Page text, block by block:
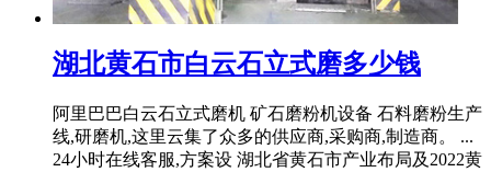
湖北黄石市白云石立式磨多少钱
阿里巴巴白云石立式磨机 矿石磨粉机设备 石料磨粉生产
线,研磨机,这里云集了众多的供应商,采购商,制造商。 ...
24小时在线客服,方案设 湖北省黄石市产业布局及2022黄